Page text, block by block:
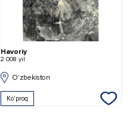
Havoriy
2 008 yil
O'zbekiston
Ko'proq